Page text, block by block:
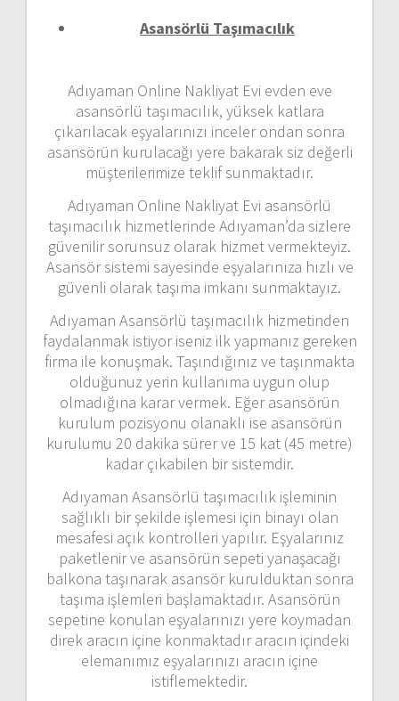
Asansörlü Taşımacılık
Adıyaman Online Nakliyat Evi evden eve
asansörlü taşımacılık, yüksek katlara
çıkarılacak eşyalarınızı inceler ondan sonra
asansörün kurulacağı yere bakarak siz değerli
müşterilerimize teklif sunmaktadır.
Adıyaman Online Nakliyat Evi asansörlü
taşımacılık hizmetlerinde Adıyaman’da sizlere
güvenilir sorunsuz olarak hizmet vermekteyiz.
Asansör sistemi sayesinde eşyalarınıza hızlı ve
güvenli olarak taşıma imkanı sunmaktayız.
Adıyaman Asansörlü taşımacılık hizmetinden
faydalanmak istiyor iseniz ilk yapmanız gereken
firma ile konuşmak. Taşındığınız ve taşınmakta
olduğunuz yerin kullanıma uygun olup
olmadığına karar vermek. Eğer asansörün
kurulum pozisyonu olanaklı ise asansörün
kurulumu 20 dakika sürer ve 15 kat (45 metre)
kadar çıkabilen bir sistemdir.
Adıyaman Asansörlü taşımacılık işleminin
sağlıklı bir şekilde işlemesi için binayı olan
mesafesi açık kontrolleri yapılır. Eşyalarınız
paketlenir ve asansörün sepeti yanaşacağı
balkona taşınarak asansör kurulduktan sonra
taşıma işlemleri başlamaktadır. Asansörün
sepetine konulan eşyalarınızı yere koymadan
direk aracın içine konmaktadır aracın içindeki
elemanımız eşyalarınızı aracın içine
istiflemektedir.